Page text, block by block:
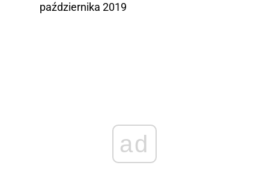
października 2019
ad